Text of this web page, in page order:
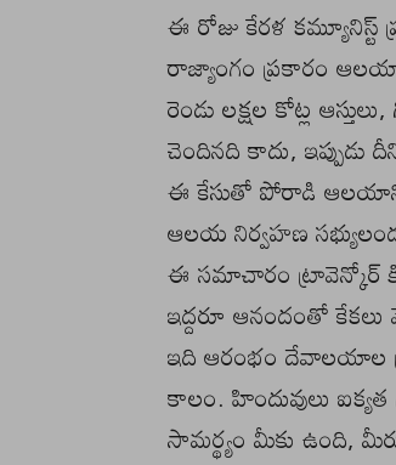
ఈ రోజు కేరళ
రాజ్యాంగం ప్రకారం
రెండు లక్షల కోట్ల
చెందినది కాదు,
ఈ కేసుతో పోరాడి
ఆలయ నిర్వహణ
ఈ సమాచారం ట్రావెన్కోర్
ఇద్దరూ ఆనందంతో కేకలు
ఇది ఆరంభం దేవాలయాల
కాలం. హిందువులు
సామర్థ్యం మీకు ఉంది,